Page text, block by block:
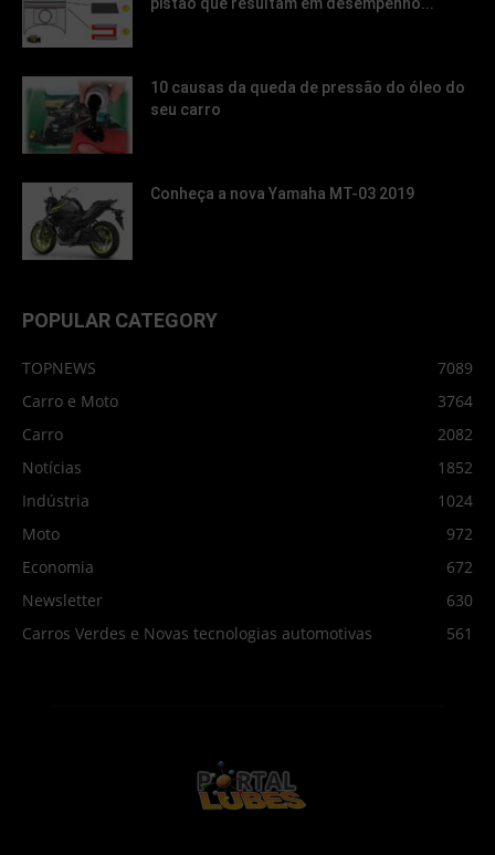
pistão que resultam em desempenho...
10 causas da queda de pressão do óleo do
seu carro
Conheça a nova Yamaha MT-03 2019
POPULAR CATEGORY
TOPNEWS
7089
Carro e Moto
3764
Carro
2082
Notícias
1852
Indústria
1024
Moto
972
Economia
672
Newsletter
630
Carros Verdes e Novas tecnologias automotivas
561